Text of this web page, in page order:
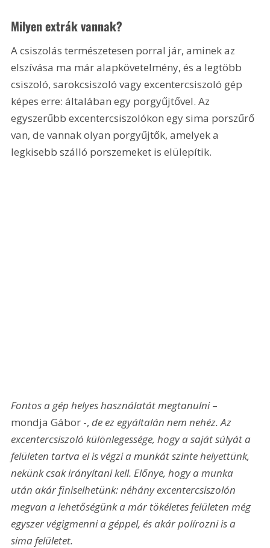
Milyen extrák vannak?
A csiszolás természetesen porral jár, aminek az
elszívása ma már alapkövetelmény, és a legtöbb
csiszoló, sarokcsiszoló vagy excentercsiszoló gép
képes erre: általában egy porgyűjtővel. Az
egyszerűbb excentercsiszolókon egy sima porszűrő
van, de vannak olyan porgyűjtők, amelyek a
legkisebb szálló porszemeket is elülepítik.
Fontos a gép helyes használatát megtanulni –
mondja Gábor -, de ez egyáltalán nem nehéz. Az
excentercsiszoló különlegessége, hogy a saját súlyát a
felületen tartva el is végzi a munkát szinte helyettünk,
nekünk csak irányítani kell. Előnye, hogy a munka
után akár finiselhetünk: néhány excentercsiszolón
megvan a lehetőségünk a már tökéletes felületen még
egyszer végigmenni a géppel, és akár polírozni is a
sima felületet.